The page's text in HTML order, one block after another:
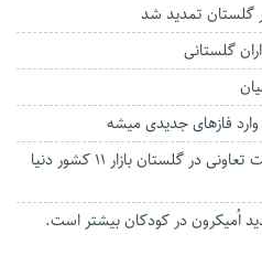
گلستان تمدید شد
گلستانی
وارد فازهای جدیدی میشه
مقصد محصولات تولیدی ۴۲ شرکت تعاونی در گلستان بازار ۱۱ کشور دنیا
اُمیکرون در کودکان بیشتر است.